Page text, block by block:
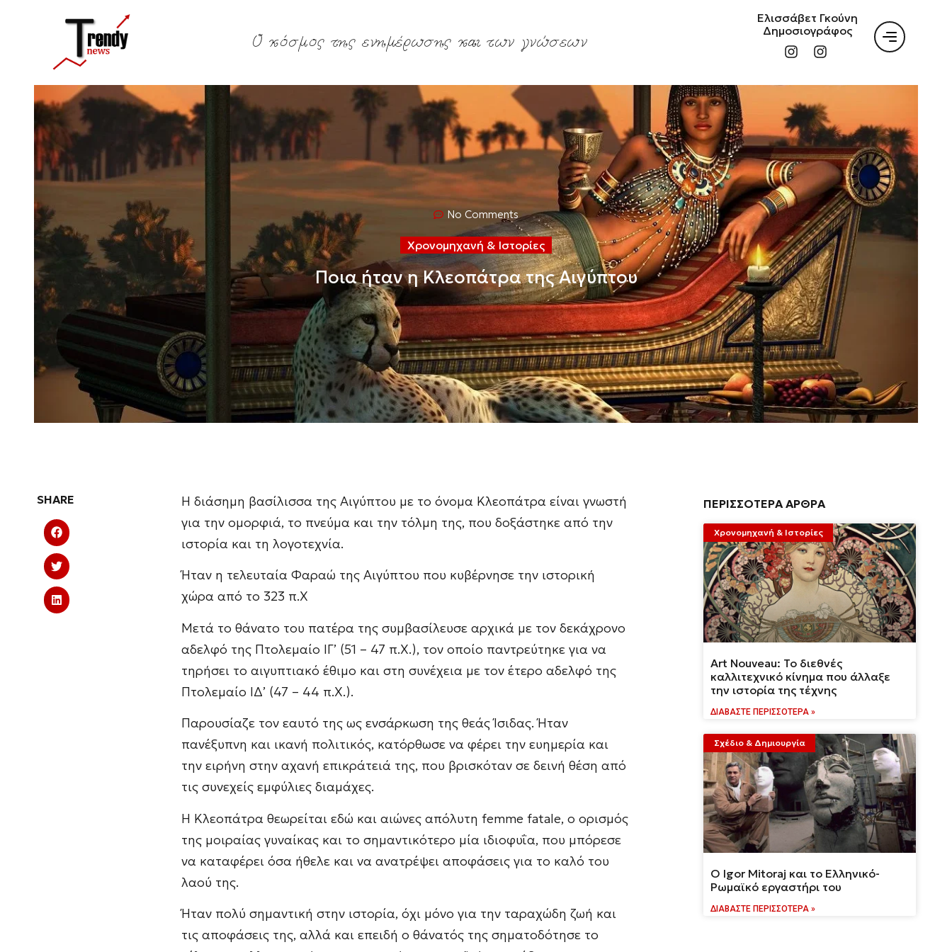
Ο κόσμος της ενημέρωσης και των γνώσεων
Ελισσάβετ Γκούνη
Δημοσιογράφος
No Comments
Χρονομηχανή & Ιστορίες
Ποια ήταν η Κλεοπάτρα της Αιγύπτου
SHARE
Η διάσημη βασίλισσα της Αιγύπτου με το όνομα Κλεοπάτρα είναι γνωστή
για την ομορφιά, το πνεύμα και την τόλμη της, που δοξάστηκε από την
ιστορία και τη λογοτεχνία.
Ήταν η τελευταία Φαραώ της Αιγύπτου που κυβέρνησε την ιστορική
χώρα από το 323 π.Χ
Μετά το θάνατο του πατέρα της συμβασίλευσε αρχικά με τον δεκάχρονο
αδελφό της Πτολεμαίο ΙΓ’ (51 – 47 π.Χ.), τον οποίο παντρεύτηκε για να
τηρήσει το αιγυπτιακό έθιμο και στη συνέχεια με τον έτερο αδελφό της
Πτολεμαίο ΙΔ’ (47 – 44 π.Χ.).
Παρουσίαζε τον εαυτό της ως ενσάρκωση της θεάς Ίσιδας. Ήταν
πανέξυπνη και ικανή πολιτικός, κατόρθωσε να φέρει την ευημερία και
την ειρήνη στην αχανή επικράτειά της, που βρισκόταν σε δεινή θέση από
τις συνεχείς εμφύλιες διαμάχες.
Η Κλεοπάτρα θεωρείται εδώ και αιώνες απόλυτη femme fatale, ο ορισμός
της μοιραίας γυναίκας και το σημαντικότερο μία ιδιοφυΐα, που μπόρεσε
να καταφέρει όσα ήθελε και να ανατρέψει αποφάσεις για το καλό του
λαού της.
Ήταν πολύ σημαντική στην ιστορία, όχι μόνο για την ταραχώδη ζωή και
τις αποφάσεις της, αλλά και επειδή ο θάνατός της σηματοδότησε το
ΠΕΡΙΣΣΟΤΕΡΑ ΑΡΘΡΑ
Χρονομηχανή & Ιστορίες
Art Nouveau: Το διεθνές
καλλιτεχνικό κίνημα που άλλαξε
την ιστορία της τέχνης
ΔΙΑΒΆΣΤΕ ΠΕΡΙΣΣΌΤΕΡΑ »
Σχέδιο & Δημιουργία
Ο Igor Mitoraj και το Ελληνικό-
Ρωμαϊκό εργαστήρι του
ΔΙΑΒΆΣΤΕ ΠΕΡΙΣΣΌΤΕΡΑ »